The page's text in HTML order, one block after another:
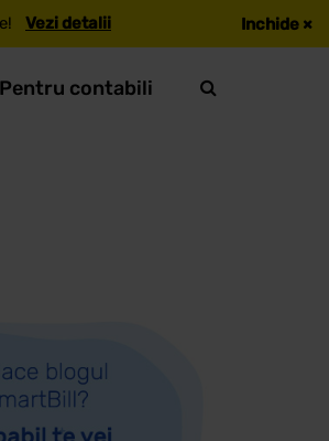
Vezi detalii Inchide ×
Pentru contabili